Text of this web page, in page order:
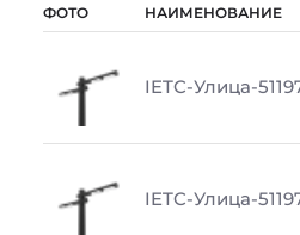
ФОТО НАИМЕНОВАНИЕ
IETC-Улица-
IETC-Улица-